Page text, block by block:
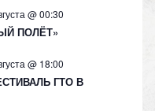
@ 00:30
ПОЛЁТ»
@ 18:00
ГТО В